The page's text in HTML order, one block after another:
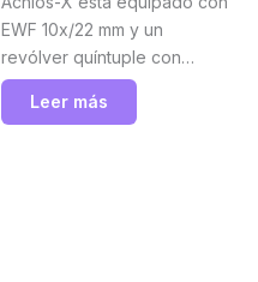
EWF 10x/22 mm y un
revólver quíntuple con
objetivos IOS de aceite
PLPHi 10x, 20x, S40x y
Leer más